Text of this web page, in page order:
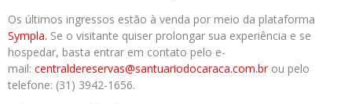
Os últimos ingressos estão à venda por meio da plataforma
Sympla. Se o visitante quiser prolongar sua experiência e se
hospedar, basta entrar em contato pelo e-
mail: centraldereservas@santuariodocaraca.com.brou pelo
telefone: (31) 3942-1656.